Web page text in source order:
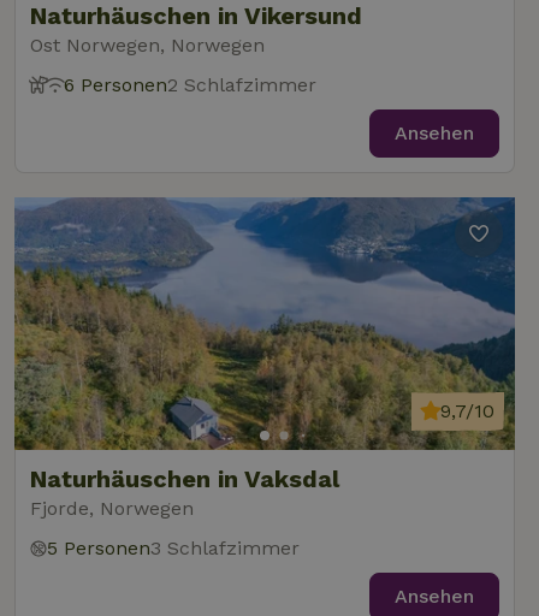
Naturhäuschen in Vikersund
Ost Norwegen, Norwegen
6 Personen2 Schlafzimmer
Ansehen
Naturhäuschen in Vaksdal
Fjorde, Norwegen
9,7/10
5 Personen3 Schlafzimmer
Ansehen